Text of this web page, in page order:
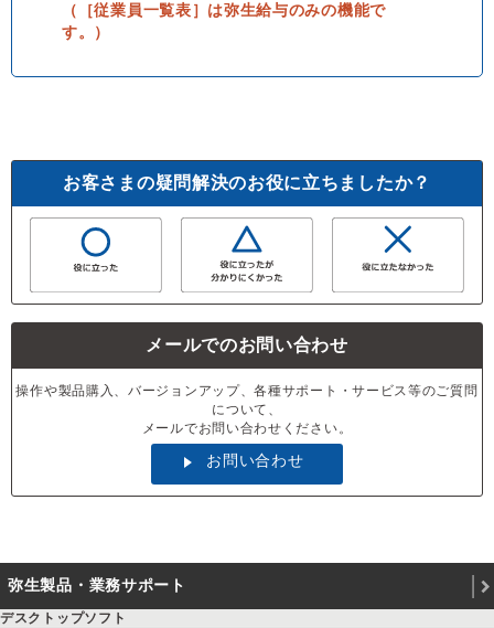
（［従業員一覧表］は弥生給与のみの機能で
す。）
お客さまの疑問解決のお役に立ちましたか？
メールでのお問い合わせ
操作や製品購入、バージョンアップ、各種サポート・サービス等のご質問
について、
メールでお問い合わせください。
お問い合わせ
弥生製品・業務サポート
デスクトップソフト